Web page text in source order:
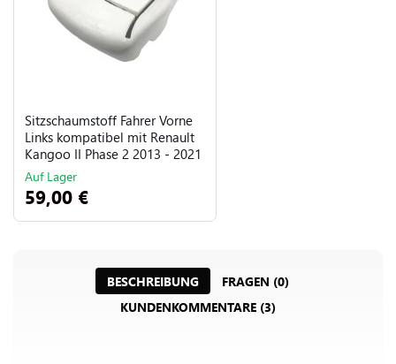
Sitzschaumstoff Fahrer Vorne
Links kompatibel mit Renault
Kangoo II Phase 2 2013 - 2021
Auf Lager
59,00 €
BESCHREIBUNG
FRAGEN (0)
KUNDENKOMMENTARE (3)